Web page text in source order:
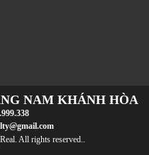
NAM KHÁNH HÒA
All rights reserved..